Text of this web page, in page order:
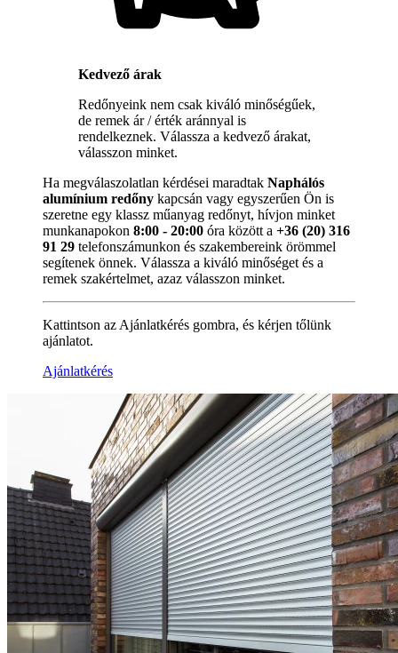
Kedvező árak
Redőnyeink nem csak kiváló minőségűek,
de remek ár / érték aránnyal is
rendelkeznek. Válassza a kedvező árakat,
válasszon minket.
Ha megválaszolatlan kérdései maradtak Naphálós
alumínium redőny kapcsán vagy egyszerűen Ön is
szeretne egy klassz műanyag redőnyt, hívjon minket
munkanapokon 8:00 - 20:00 óra között a +36 (20) 316
91 29 telefonszámunkon és szakembereink örömmel
segítenek önnek. Válassza a kiváló minőséget és a
remek szakértelmet, azaz válasszon minket.
Kattintson az Ajánlatkérés gombra, és kérjen tőlünk
ajánlatot.
Ajánlatkérés